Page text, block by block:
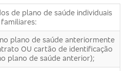
de plano de saúde individuais
plano de saúde anteriormente
OU cartão de identificação
plano de saúde anterior);